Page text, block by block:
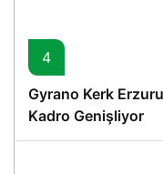
4
Gyrano Kerk
Kadro Genişliyor